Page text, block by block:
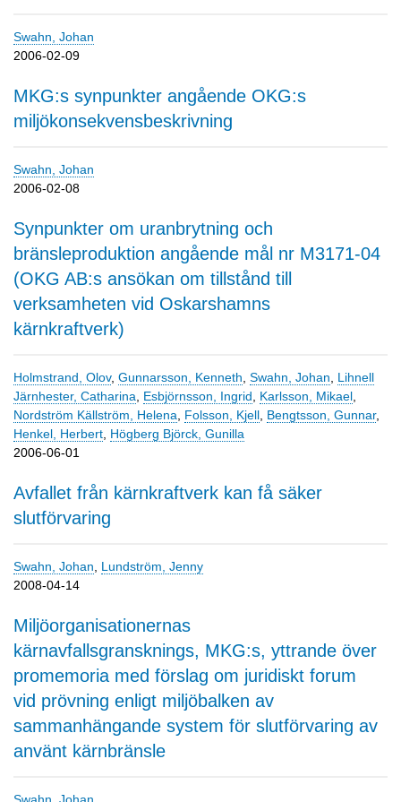
Swahn, Johan
2006-02-09
MKG:s synpunkter angående OKG:s
miljökonsekvensbeskrivning
Swahn, Johan
2006-02-08
Synpunkter om uranbrytning och
bränsleproduktion angående mål nr M3171-04
(OKG AB:s ansökan om tillstånd till
verksamheten vid Oskarshamns
kärnkraftverk)
Holmstrand, Olov, Gunnarsson, Kenneth, Swahn, Johan, Lihnell
Järnhester, Catharina, Esbjörnsson, Ingrid, Karlsson, Mikael,
Nordström Källström, Helena, Folsson, Kjell, Bengtsson, Gunnar,
Henkel, Herbert, Högberg Björck, Gunilla
2006-06-01
Avfallet från kärnkraftverk kan få säker
slutförvaring
Swahn, Johan, Lundström, Jenny
2008-04-14
Miljöorganisationernas
kärnavfallsgransknings, MKG:s, yttrande över
promemoria med förslag om juridiskt forum
vid prövning enligt miljöbalken av
sammanhängande system för slutförvaring av
använt kärnbränsle